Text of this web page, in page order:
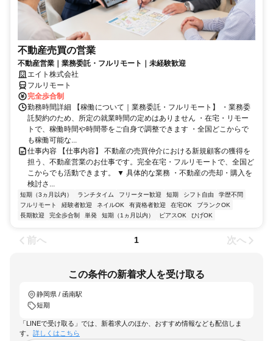
不動産売買の営業
不動産営業｜業務委託・フルリモート｜未経験歓迎
エイト株式会社
フルリモート
完全歩合制
勤務時間詳細 【稼働について｜業務委託・フルリモート】 ・業務委
託契約のため、所定の就業時間の定めはありません ・在宅・リモー
トで、稼働時間や時間帯をご自身で調整できます ・全国どこからで
も稼働可能な...
仕事内容 【仕事内容】 不動産の売買仲介における新規顧客の獲得を
担う、不動産営業のお仕事です。完全在宅・フルリモートで、全国ど
こからでも活動できます。 ▼ 具体的な業務 ・不動産の売却・購入を
検討さ...
短期（3ヵ月以内） ランチタイム フリーター歓迎 短期 シフト自由
学歴不問
フルリモート
経験者歓迎 ネイルOK 有資格者歓迎 在宅OK
ブランクOK
長期歓迎
完全歩合制 単発 短期（1ヵ月以内） ピアスOK ひげOK
前へ 1 次へ
この条件の新着求人を受け取る
静岡県 / 函南駅
短期
「LINEで受け取る」では、新着求人のほか、おすすめ情報なども配信しま
す。 詳しくはこちら